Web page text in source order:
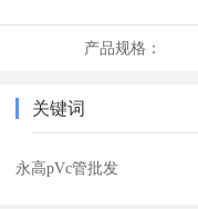
产品规格：
关键词
永高pVc管批发